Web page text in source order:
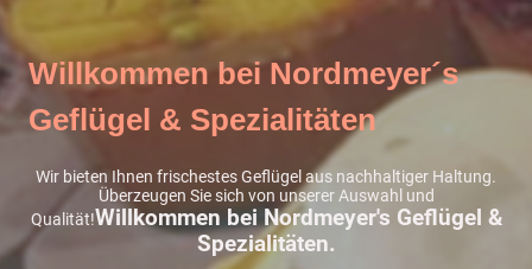
Willkommen bei Nordmeyer´s
Geflügel & Spezialitäten
Wir bieten Ihnen frischestes Geflügel aus nachhaltiger Haltung.
Überzeugen Sie sich von unserer Auswahl und
Qualität!Willkommen bei Nordmeyer's Geflügel &
Spezialitäten.